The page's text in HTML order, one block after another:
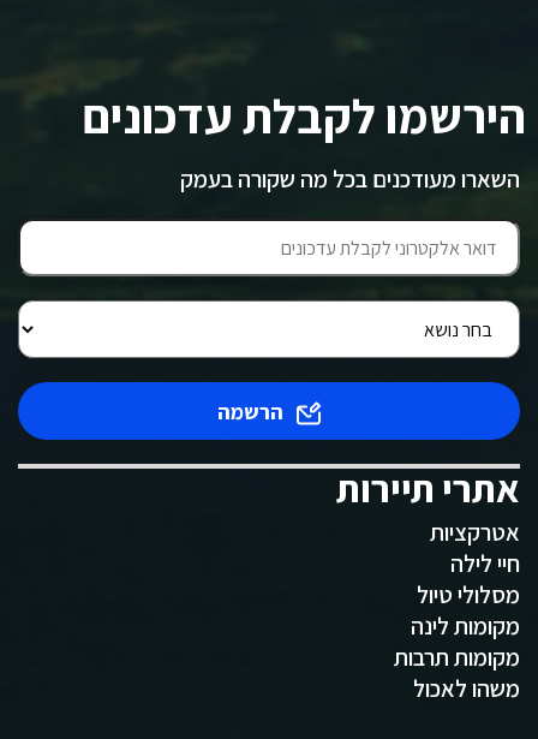
הירשמו לקבלת עדכונים
השארו מעודכנים בכל מה שקורה בעמק
הרשמה
אתרי תיירות
אטרקציות
חיי לילה
מסלולי טיול
מקומות לינה
מקומות תרבות
משהו לאכול